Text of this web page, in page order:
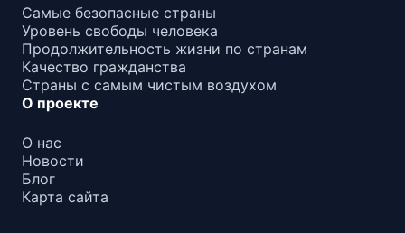
Самые безопасные страны
Уровень свободы человека
Продолжительность жизни по странам
Качество гражданства
Страны с самым чистым воздухом
О проекте
О нас
Новости
Блог
Карта сайта